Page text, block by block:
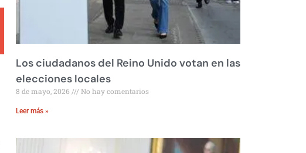
Los ciudadanos del Reino Unido votan en las
elecciones locales
8 de mayo, 2026 No hay comentarios
Leer más »